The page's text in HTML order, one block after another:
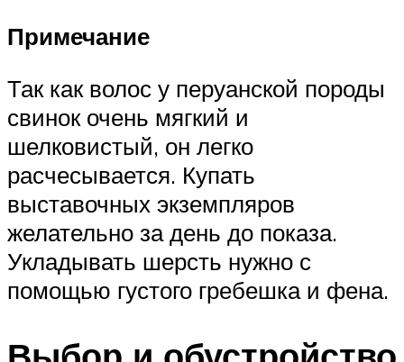
Примечание
Так как волос у перуанской породы
свинок очень мягкий и
шелковистый, он легко
расчесывается. Купать
выставочных экземпляров
желательно за день до показа.
Укладывать шерсть нужно с
помощью густого гребешка и фена.